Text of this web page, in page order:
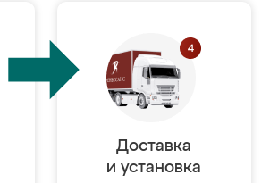
Доставка
и установка